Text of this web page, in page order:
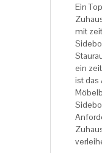
Ein
mit
ein
ist das